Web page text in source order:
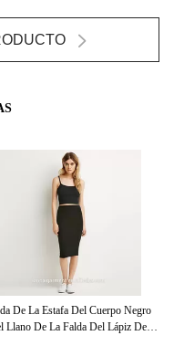
De La Estafa Del Cuerpo Negro
Llano De La Falda Del Lápiz Del